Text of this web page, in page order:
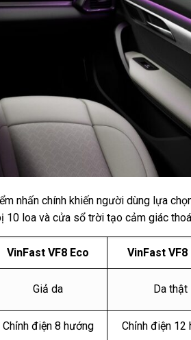
nhấn chính khiến người dùng lựa
10 loa và cửa sổ trời tạo cảm giác
VinFast VF8 Eco VinFast VF8
Giả da Da thật
Chỉnh điện 8 hướng Chỉnh điện 12